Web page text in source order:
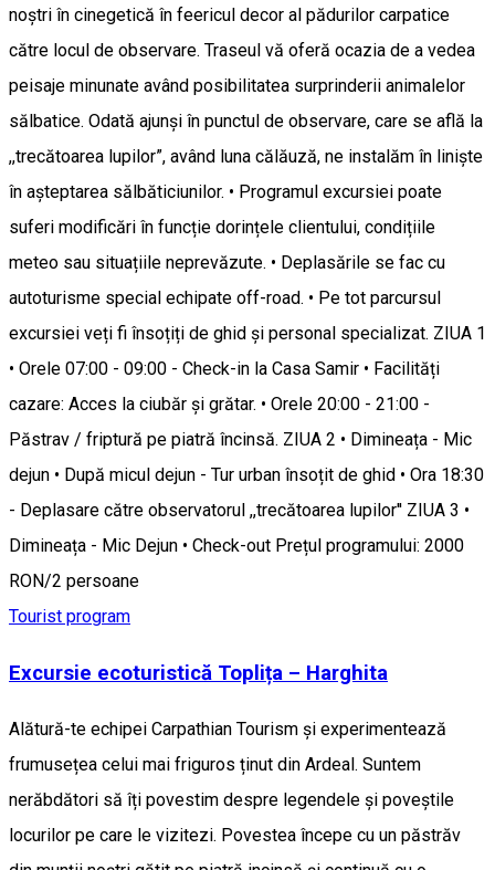
noștri în cinegetică în feericul decor al pădurilor carpatice
către locul de observare. Traseul vă oferă ocazia de a vedea
peisaje minunate având posibilitatea surprinderii animalelor
sălbatice. Odată ajunși în punctul de observare, care se află la
,,trecătoarea lupilor”, având luna călăuză, ne instalăm în liniște
în așteptarea sălbăticiunilor. • Programul excursiei poate
suferi modificări în funcție dorințele clientului, condițiile
meteo sau situațiile neprevăzute. • Deplasările se fac cu
autoturisme special echipate off-road. • Pe tot parcursul
excursiei veți fi însoțiți de ghid și personal specializat. ZIUA 1
• Orele 07:00 - 09:00 - Check-in la Casa Samir • Facilități
cazare: Acces la ciubăr și grătar. • Orele 20:00 - 21:00 -
Păstrav / friptură pe piatră încinsă. ZIUA 2 • Dimineața - Mic
dejun • După micul dejun - Tur urban însoțit de ghid • Ora 18:30
- Deplasare către observatorul ,,trecătoarea lupilor'' ZIUA 3 •
Dimineața - Mic Dejun • Check-out Prețul programului: 2000
RON/2 persoane
Tourist program
Excursie ecoturistică Toplița – Harghita
Alătură-te echipei Carpathian Tourism și experimentează
frumusețea celui mai friguros ținut din Ardeal. Suntem
nerăbdători să îți povestim despre legendele și poveștile
locurilor pe care le vizitezi. Povestea începe cu un păstrăv